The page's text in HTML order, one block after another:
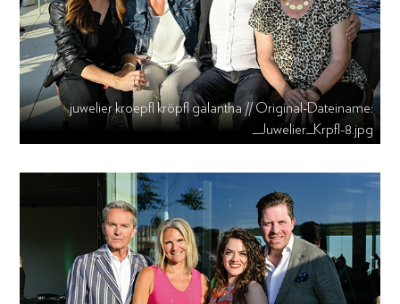
juwelier kroepfl kröpfl galantha // Original-Dateiname:
_Juwelier_Krpfl-8.jpg